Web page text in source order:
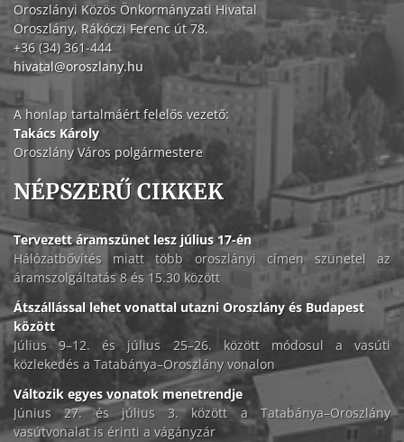
Oroszlányi Közös Önkormányzati Hivatal
Oroszlány, Rákóczi Ferenc út 78.
+36 (34) 361-444
hivatal@oroszlany.hu
A honlap tartalmáért felelős vezető:
Takács Károly
Oroszlány Város polgármestere
NÉPSZERŰ CIKKEK
Tervezett áramszünet lesz július 17-én
Hálózatbővítés miatt több oroszlányi címen szünetel az
áramszolgáltatás 8 és 15.30 között
Átszállással lehet vonattal utazni Oroszlány és Budapest
között
Július 9–12. és július 25–26. között módosul a vasúti
közlekedés a Tatabánya–Oroszlány vonalon
Változik egyes vonatok menetrendje
Június 27. és július 3. között a Tatabánya–Oroszlány
vasútvonalat is érinti a vágányzár